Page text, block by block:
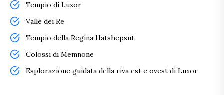
Tempio di Luxor
Valle dei Re
Tempio della Regina Hatshepsut
Colossi di Memnone
Esplorazione guidata della riva est e ovest di Luxor